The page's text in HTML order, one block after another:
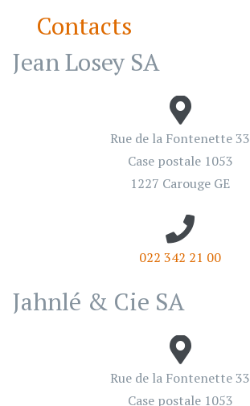
Contacts
Jean Losey SA
Rue de la Fontenette 33
Case postale 1053
1227 Carouge GE
022 342 21 00
Jahnlé & Cie SA
Rue de la Fontenette 33
Case postale 1053